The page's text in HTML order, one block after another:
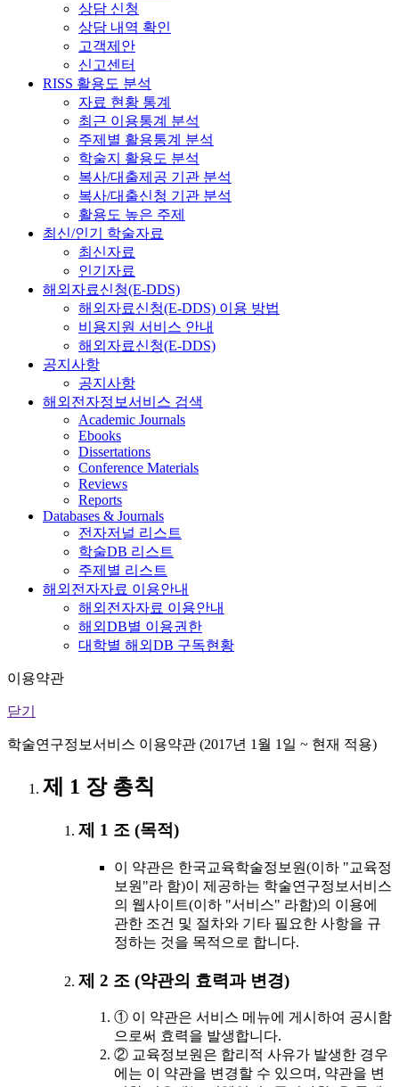
상담 신청
상담 내역 확인
고객제안
신고센터
RISS 활용도 분석
자료 현황 통계
최근 이용통계 분석
주제별 활용통계 분석
학술지 활용도 분석
복사/대출제공 기관 분석
복사/대출신청 기관 분석
활용도 높은 주제
최신/인기 학술자료
최신자료
인기자료
해외자료신청(E-DDS)
해외자료신청(E-DDS) 이용 방법
비용지원 서비스 안내
해외자료신청(E-DDS)
공지사항
공지사항
해외전자정보서비스 검색
Academic Journals
Ebooks
Dissertations
Conference Materials
Reviews
Reports
Databases & Journals
전자저널 리스트
학술DB 리스트
주제별 리스트
해외전자자료 이용안내
해외전자자료 이용안내
해외DB별 이용권한
대학별 해외DB 구독현황
이용약관
닫기
학술연구정보서비스 이용약관 (2017년 1월 1일 ~ 현재 적용)
제 1 장 총칙
제 1 조 (목적)
이 약관은 한국교육학술정보원(이하 "교육정
보원"라 함)이 제공하는 학술연구정보서비스
의 웹사이트(이하 "서비스" 라함)의 이용에
관한 조건 및 절차와 기타 필요한 사항을 규
정하는 것을 목적으로 합니다.
제 2 조 (약관의 효력과 변경)
① 이 약관은 서비스 메뉴에 게시하여 공시함
으로써 효력을 발생합니다.
② 교육정보원은 합리적 사유가 발생한 경우
에는 이 약관을 변경할 수 있으며, 약관을 변